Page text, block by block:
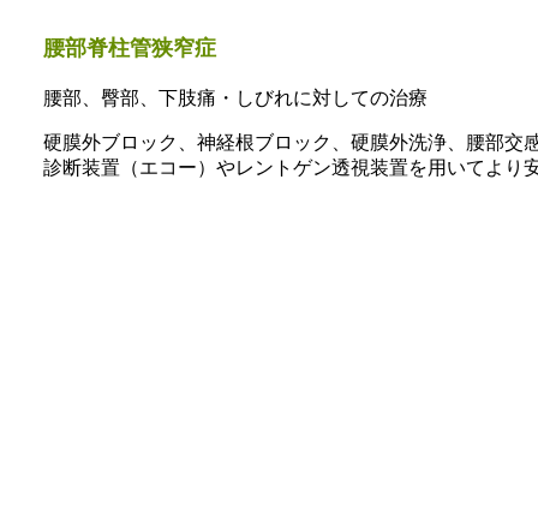
腰部脊柱管狭窄症
腰部、臀部、下肢痛・しびれに対しての治療
硬膜外ブロック、神経根ブロック、硬膜外洗浄、腰部
診断装置（エコー）やレントゲン透視装置を用いてより